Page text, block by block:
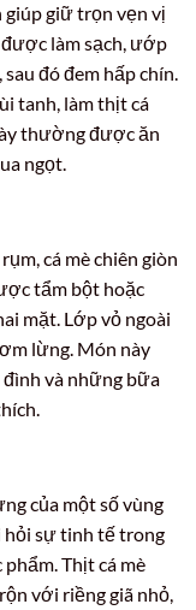
giúp giữ trọn vẹn vị
làm sạch, ướp
đó đem hấp chín.
tanh, làm thịt cá
thường được ăn
ngọt.
cá mè chiên giòn
tẩm bột hoặc
mặt. Lớp vỏ ngoài
lừng. Món này
đình và những bữa
của một số vùng
hỏi sự tinh tế trong
Thịt cá mè
với riềng giã nhỏ,